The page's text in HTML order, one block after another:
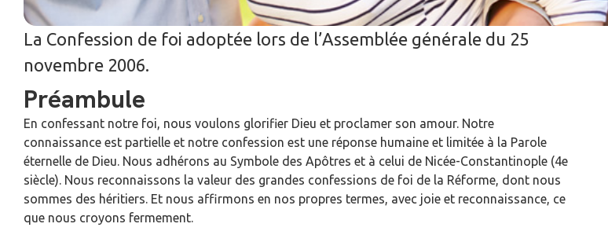
La Confession de foi adoptée lors de l’Assemblée générale du 25
novembre 2006.
Préambule
En confessant notre foi, nous voulons glorifier Dieu et proclamer son amour. Notre
connaissance est partielle et notre confession est une réponse humaine et limitée à la Parole
éternelle de Dieu. Nous adhérons au Symbole des Apôtres et à celui de Nicée-Constantinople (4e
siècle). Nous reconnaissons la valeur des grandes confessions de foi de la Réforme, dont nous
sommes des héritiers. Et nous affirmons en nos propres termes, avec joie et reconnaissance, ce
que nous croyons fermement.